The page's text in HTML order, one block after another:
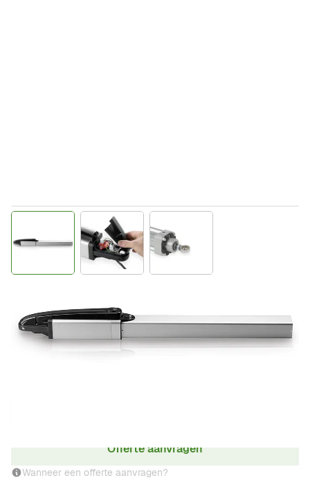
View larger imageView larger image
Incl. BTW
€ 709,93
Offerte aanvragen
Wanneer een offerte aanvragen?